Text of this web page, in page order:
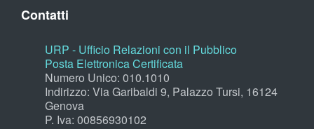
Contatti
URP - Ufficio Relazioni con il Pubblico
Posta Elettronica Certificata
Numero Unico: 010.1010
Indirizzo: Via Garibaldi 9, Palazzo Tursi, 16124
Genova
P. Iva: 00856930102